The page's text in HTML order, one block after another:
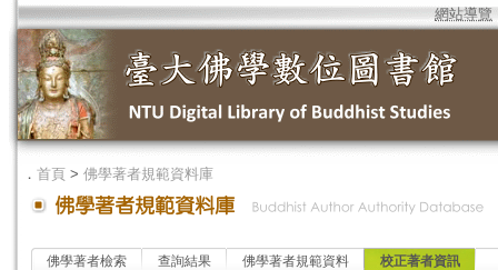
網站導覽
． 首頁 > 佛學著者規範資料庫
佛學著者檢索 查詢結果 佛學著者規範資料 校正著者資訊